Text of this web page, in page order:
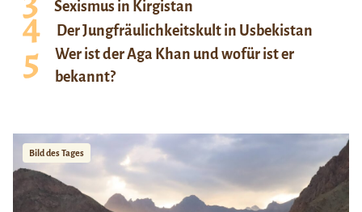
Sexismus in Kirgistan
Der Jungfräulichkeitskult in Usbekistan
Wer ist der Aga Khan und wofür ist er
bekannt?
Bild des Tages